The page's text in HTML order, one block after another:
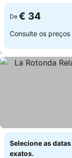
De € 34
Consulte os preços
Selecione as
exatos.